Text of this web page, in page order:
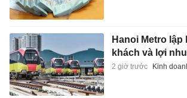
Hanoi Metro
khách và lợi
2 giờ trước Kinh